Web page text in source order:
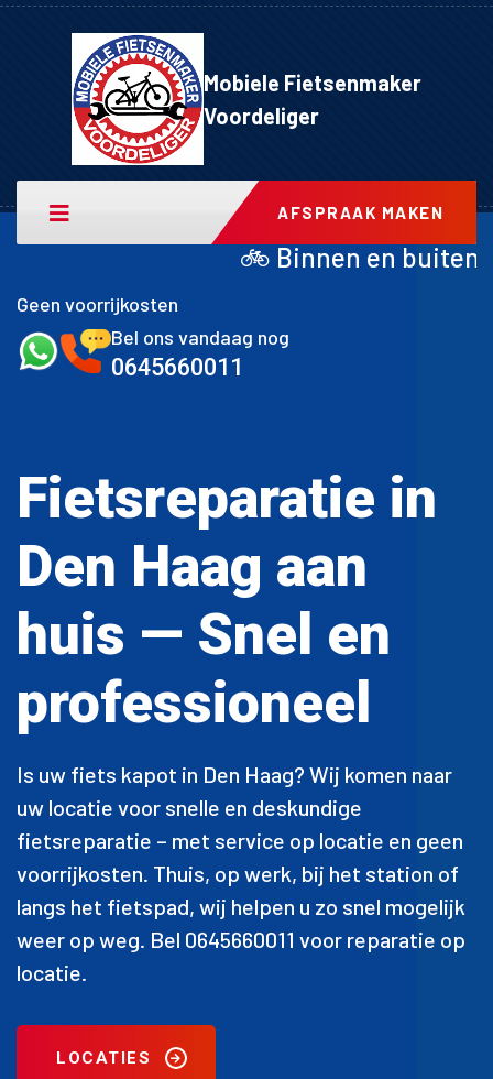
Mobiele Fietsenmaker
Voordeliger
AFSPRAAK MAKEN
Binnen en buitenband achter inclusief
Geen voorrijkosten
Bel ons vandaag nog
0645660011
Fietsreparatie in
Den Haag aan
huis — Snel en
professioneel
Is uw fiets kapot in Den Haag? Wij komen naar
uw locatie voor snelle en deskundige
fietsreparatie – met service op locatie en geen
voorrijkosten. Thuis, op werk, bij het station of
langs het fietspad, wij helpen u zo snel mogelijk
weer op weg. Bel 0645660011 voor reparatie op
locatie.
LOCATIES